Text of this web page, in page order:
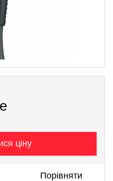
ціну
Порівняти